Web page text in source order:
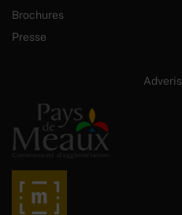
Brochures
Presse
Adveris